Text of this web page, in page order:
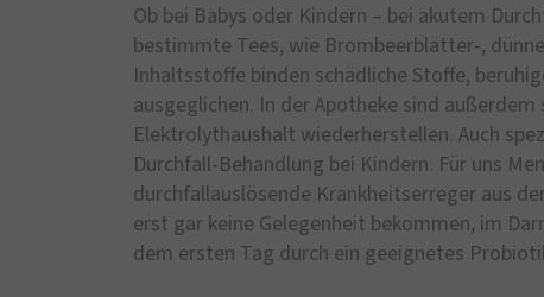
Ob bei Babys oder Kindern – bei akutem
bestimmte Tees, wie Brombeerblätter-,
Inhaltsstoffe binden schädliche Stoffe,
ausgeglichen. In der Apotheke sind
Elektrolythaushalt wiederherstellen. Auch
Durchfall-Behandlung bei Kindern. Für uns
durchfallauslösende Krankheitserreger aus
erst gar keine Gelegenheit bekommen, im
dem ersten Tag durch ein geeignetes